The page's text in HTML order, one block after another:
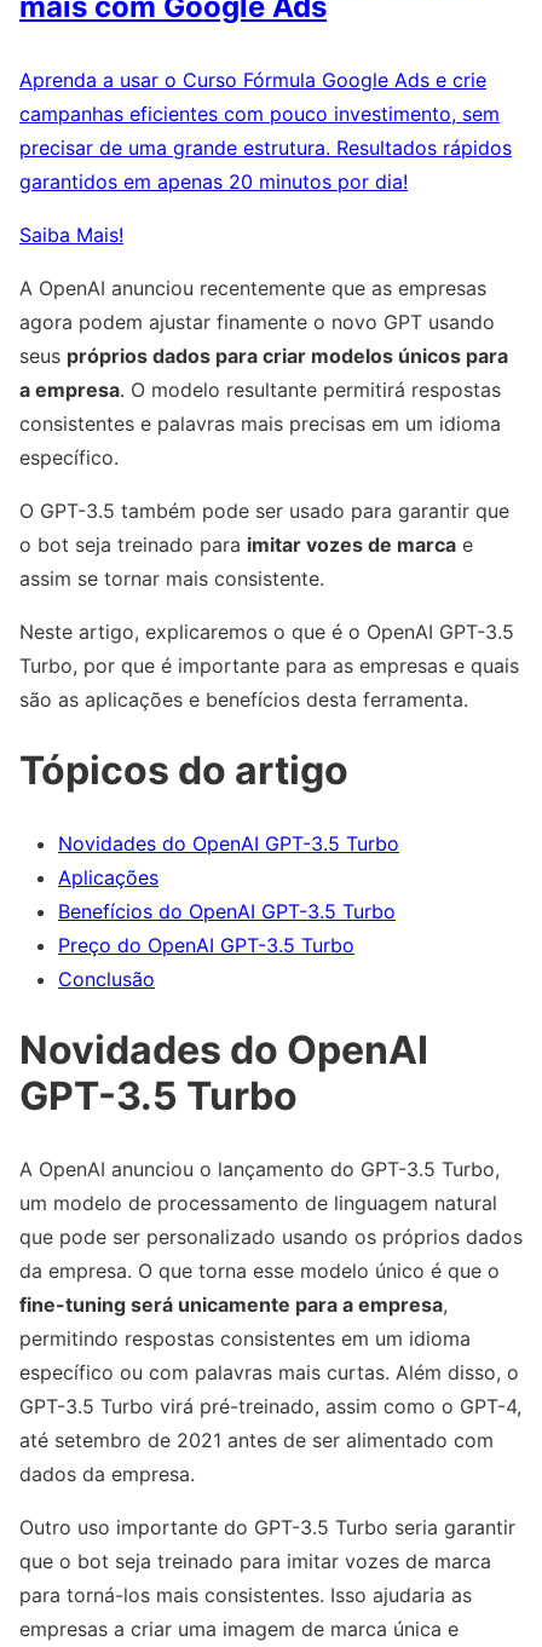
Aprenda a usar o Curso Fórmula Google Ads e crie
campanhas eficientes com pouco investimento, sem
precisar de uma grande estrutura. Resultados rápidos
garantidos em apenas 20 minutos por dia!
Saiba Mais!
A OpenAI anunciou recentemente que as empresas
agora podem ajustar finamente o novo GPT usando
seus próprios dados para criar modelos únicos para
a empresa. O modelo resultante permitirá respostas
consistentes e palavras mais precisas em um idioma
específico.
O GPT-3.5 também pode ser usado para garantir que
o bot seja treinado para imitar vozes de marca e
assim se tornar mais consistente.
Neste artigo, explicaremos o que é o OpenAI GPT-3.5
Turbo, por que é importante para as empresas e quais
são as aplicações e benefícios desta ferramenta.
Tópicos do artigo
Novidades do OpenAI GPT-3.5 Turbo
Aplicações
Benefícios do OpenAI GPT-3.5 Turbo
Preço do OpenAI GPT-3.5 Turbo
Conclusão
Novidades do OpenAI
GPT-3.5 Turbo
A OpenAI anunciou o lançamento do GPT-3.5 Turbo,
um modelo de processamento de linguagem natural
que pode ser personalizado usando os próprios dados
da empresa. O que torna esse modelo único é que o
fine-tuning será unicamente para a empresa,
permitindo respostas consistentes em um idioma
específico ou com palavras mais curtas. Além disso, o
GPT-3.5 Turbo virá pré-treinado, assim como o GPT-4,
até setembro de 2021 antes de ser alimentado com
dados da empresa.
Outro uso importante do GPT-3.5 Turbo seria garantir
que o bot seja treinado para imitar vozes de marca
para torná-los mais consistentes. Isso ajudaria as
empresas a criar uma imagem de marca única e